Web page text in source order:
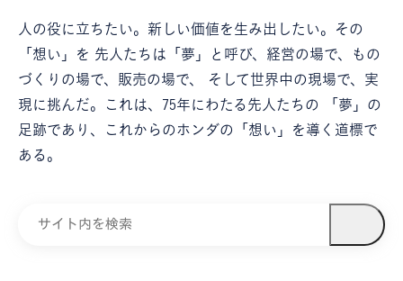
人の役に立ちたい。新しい価値を生み出したい。その
「想い」を 先人たちは「夢」と呼び、経営の場で、もの
づくりの場で、販売の場で、
そして世界中の現場で、実
現に挑んだ。これは、75年にわたる先人たちの 「夢」の
足跡であり、これからのホンダの「想い」を導く道標で
ある。